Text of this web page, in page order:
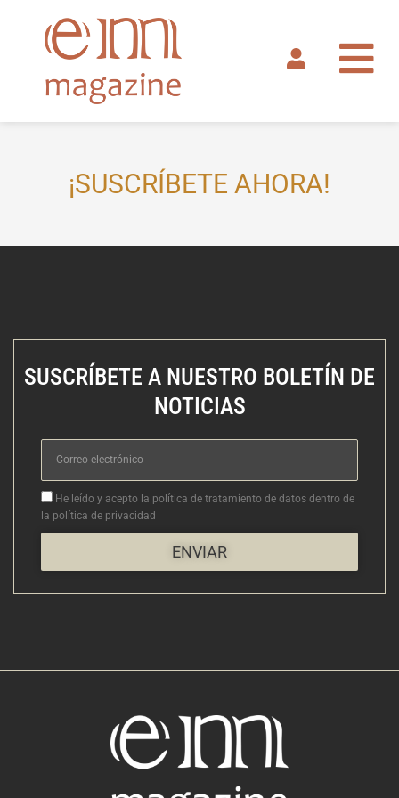
contenido
¡SUSCRÍBETE AHORA!
SUSCRÍBETE A NUESTRO BOLETÍN DE
NOTICIAS
Correo
electrónico
Aceptacion
He leído y acepto la política de tratamiento de datos dentro de
la política de privacidad
ENVIAR